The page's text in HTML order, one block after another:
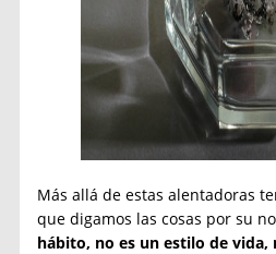
Más allá de estas alentadoras
que digamos las cosas por su
hábito, no es un estilo de vida,